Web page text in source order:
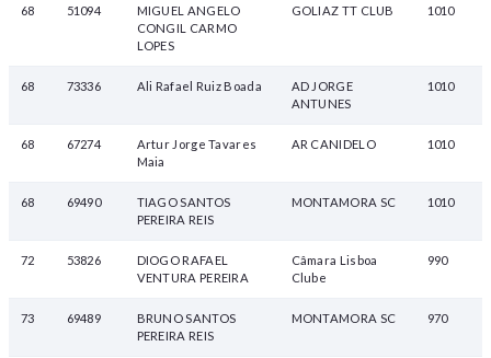
68 51094
MIGUEL ANGELO
CONGIL CARMO
LOPES
GOLIAZ TT CLUB 1010
68 73336 Ali Rafael Ruiz Boada
AD JORGE
ANTUNES
1010
68 67274
Artur Jorge Tavares
Maia
AR CANIDELO 1010
68 69490
TIAGO SANTOS
PEREIRA REIS
MONTAMORA SC 1010
72 53826
DIOGO RAFAEL
VENTURA PEREIRA
Câmara Lisboa
Clube
990
73 69489
BRUNO SANTOS
PEREIRA REIS
MONTAMORA SC 970